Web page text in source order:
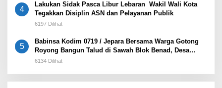
4
Lakukan Sidak Pasca Libur Lebaran Wakil Wali Kota
Tegakkan Disiplin ASN dan Pelayanan Publik
6197 Dilihat
5
Babinsa Kodim 0719 / Jepara Bersama Warga Gotong
Royong Bangun Talud di Sawah Blok Benad, Desa
Sidigede
6134 Dilihat